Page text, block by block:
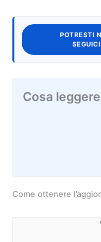
POTRESTI
Cosa leggere
Come ottenere